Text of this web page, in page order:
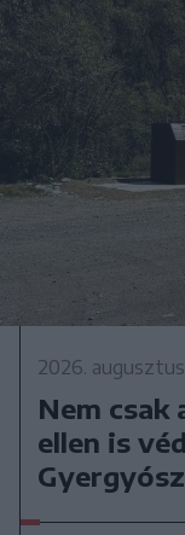
2026.
Nem csak
ellen is